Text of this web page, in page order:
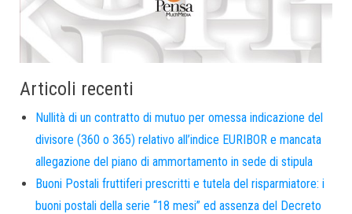
Articoli recenti
Nullità di un contratto di mutuo per omessa indicazione del
divisore (360 o 365) relativo all’indice EURIBOR e mancata
allegazione del piano di ammortamento in sede di stipula
Buoni Postali fruttiferi prescritti e tutela del risparmiatore: i
buoni postali della serie “18 mesi” ed assenza del Decreto